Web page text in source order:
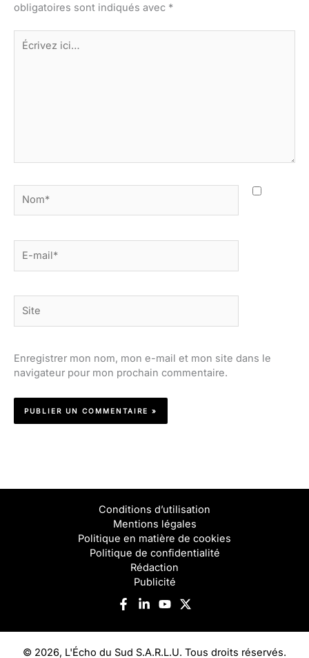
obligatoires sont indiqués avec *
Écrivez
ici…
mail*
Enregistrer mon nom, mon e-mail et mon site dans le
navigateur pour mon prochain commentaire.
Conditions d’utilisation
Mentions légales
Politique en matière de cookies
Politique de confidentialité
Rédaction
Publicité
© 2026, L'Écho du Sud S.A.R.L.U. Tous droits réservés.